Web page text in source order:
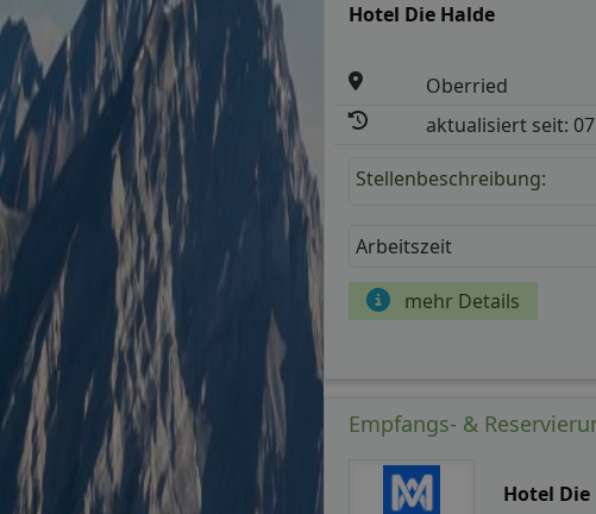
Hotel Die Halde
Oberried
aktualisiert seit:
Stellenbeschreibung:
Arbeitszeit
mehr Details
Empfangs- &
Hotel Die